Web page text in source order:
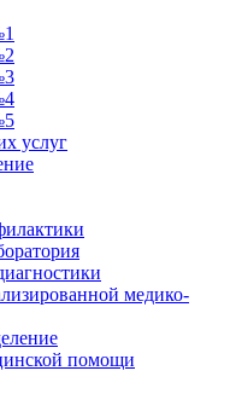
услуг
медико-
помощи